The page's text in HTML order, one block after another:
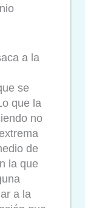
a la
se
que la
no
de
la que
a la